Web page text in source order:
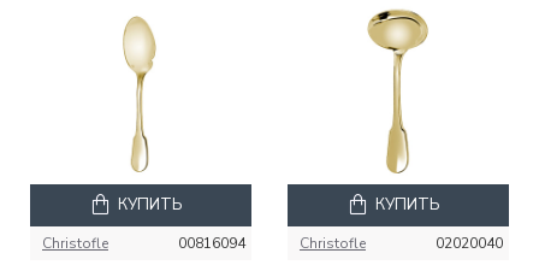
Christofle 00816094
КУПИТЬ
Christofle 02020040
КУПИТЬ